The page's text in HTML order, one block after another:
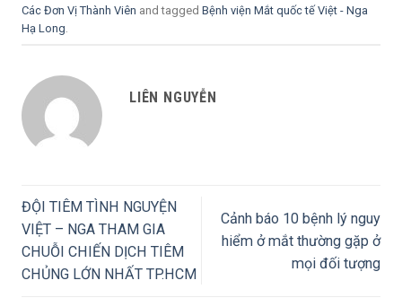
Các Đơn Vị Thành Viên and tagged Bệnh viện Mắt quốc tế Việt - Nga
Hạ Long
LIÊN NGUYỄN
ĐỘI TIÊM TÌNH NGUYỆN
VIỆT – NGA THAM GIA
CHUỖI CHIẾN DỊCH TIÊM
CHỦNG LỚN NHẤT TP.HCM
Cảnh báo 10 bệnh lý nguy
hiểm ở mắt thường gặp ở
mọi đối tượng